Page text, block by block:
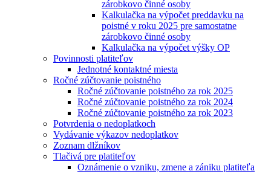
zárobkovo činné osoby
Kalkulačka na výpočet preddavku na
poistné v roku 2025 pre samostatne
zárobkovo činné osoby
Kalkulačka na výpočet výšky OP
Povinnosti platiteľov
Jednotné kontaktné miesta
Ročné zúčtovanie poistného
Ročné zúčtovanie poistného za rok 2025
Ročné zúčtovanie poistného za rok 2024
Ročné zúčtovanie poistného za rok 2023
Potvrdenia o nedoplatkoch
Vydávanie výkazov nedoplatkov
Zoznam dlžníkov
Tlačivá pre platiteľov
Oznámenie o vzniku, zmene a zániku platiteľa